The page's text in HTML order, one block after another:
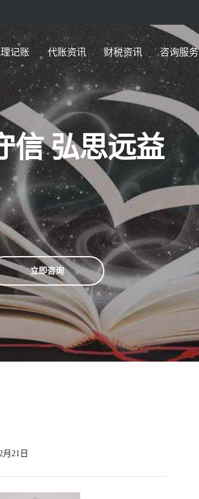
记账 代账资讯 财税资讯 咨询服务
信 弘思远益
立即咨询
月21日